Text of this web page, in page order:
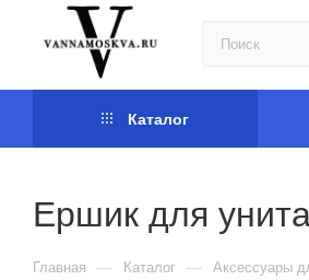
Каталог
Ершик для
Главная — Каталог — Аксессуары